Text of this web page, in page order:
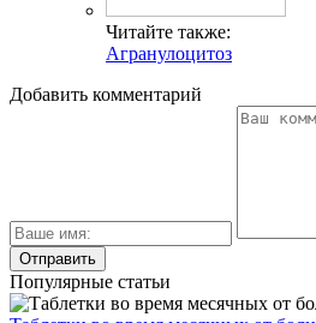
Читайте также:
Агранулоцитоз
Добавить комментарий
Популярные статьи